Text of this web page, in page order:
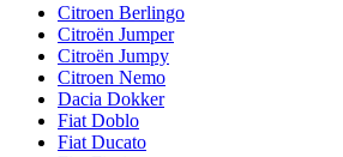
Citroen Berlingo
Citroën Jumper
Citroën Jumpy
Citroen Nemo
Dacia Dokker
Fiat Doblo
Fiat Ducato